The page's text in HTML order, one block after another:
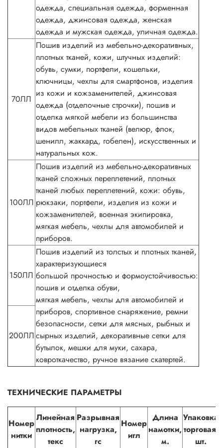
одежда, специальная одежда, форменная
одежда, джинсовая одежда, женская
одежда и мужская одежда, уличная одежда.
70ЛЛ
Пошив изделий из мебельно-декоративных,
плотных тканей, кожи, штучных изделий:
обувь, сумки, портфели, кошельки,
ключницы, чехлы для смартфонов, изделия
из кожи и кожзаменителей, джинсовая
одежда (отделочные строчки), пошив и
отделка мягкой мебели из большинства
видов мебельных тканей (велюр, флок,
шенилл, жаккард, гобелен), искусственных и
натуральных кож.
100ЛЛ
Пошив изделий из мебельно-декоративных
тканей сложных переплетений, плотных
тканей любых переплетений, кожи: обувь,
рюкзаки, портфели, изделия из кожи и
кожзаменителей, военная экипировка,
мягкая мебель, чехлы для автомобилей и
приборов.
150ЛЛ
Пошив изделий из толстых и плотных тканей,
характеризующиеся
большой прочностью и формоустойчивостью:
пошив и отделка обуви,
мягкая мебель, чехлы для автомобилей и
приборов, спортивное снаряжение, ремни
безопасности, сетки для мясных, рыбных и
сырных изделий, декоративные сетки для
бутылок, мешки для муки, сахара,
ковроткачество, ручное вязание скатертей.
200ЛЛ
ТЕХНИЧЕСКИЕ ПАРАМЕТРЫ
Номер
нитки
Линейная
плотность,
текс
Разрывная
нагрузка,
гс
Номер
игл
Длина
намотки,
м.
Упаковка
торговая,
шт.